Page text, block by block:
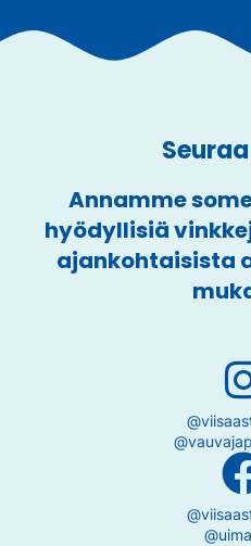
Annamme
hyödyllisiä
ajankohtaisista